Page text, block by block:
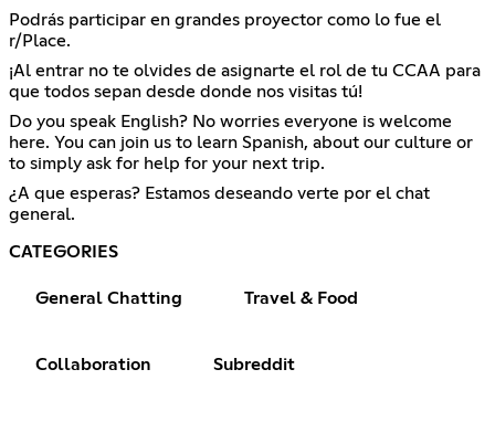
Podrás participar en grandes proyector como lo fue el
r/Place.
¡Al entrar no te olvides de asignarte el rol de tu CCAA para
que todos sepan desde donde nos visitas tú!
Do you speak English? No worries everyone is welcome
here. You can join us to learn Spanish, about our culture or
to simply ask for help for your next trip.
¿A que esperas? Estamos deseando verte por el chat
general.
CATEGORIES
General Chatting Travel & Food
Collaboration Subreddit